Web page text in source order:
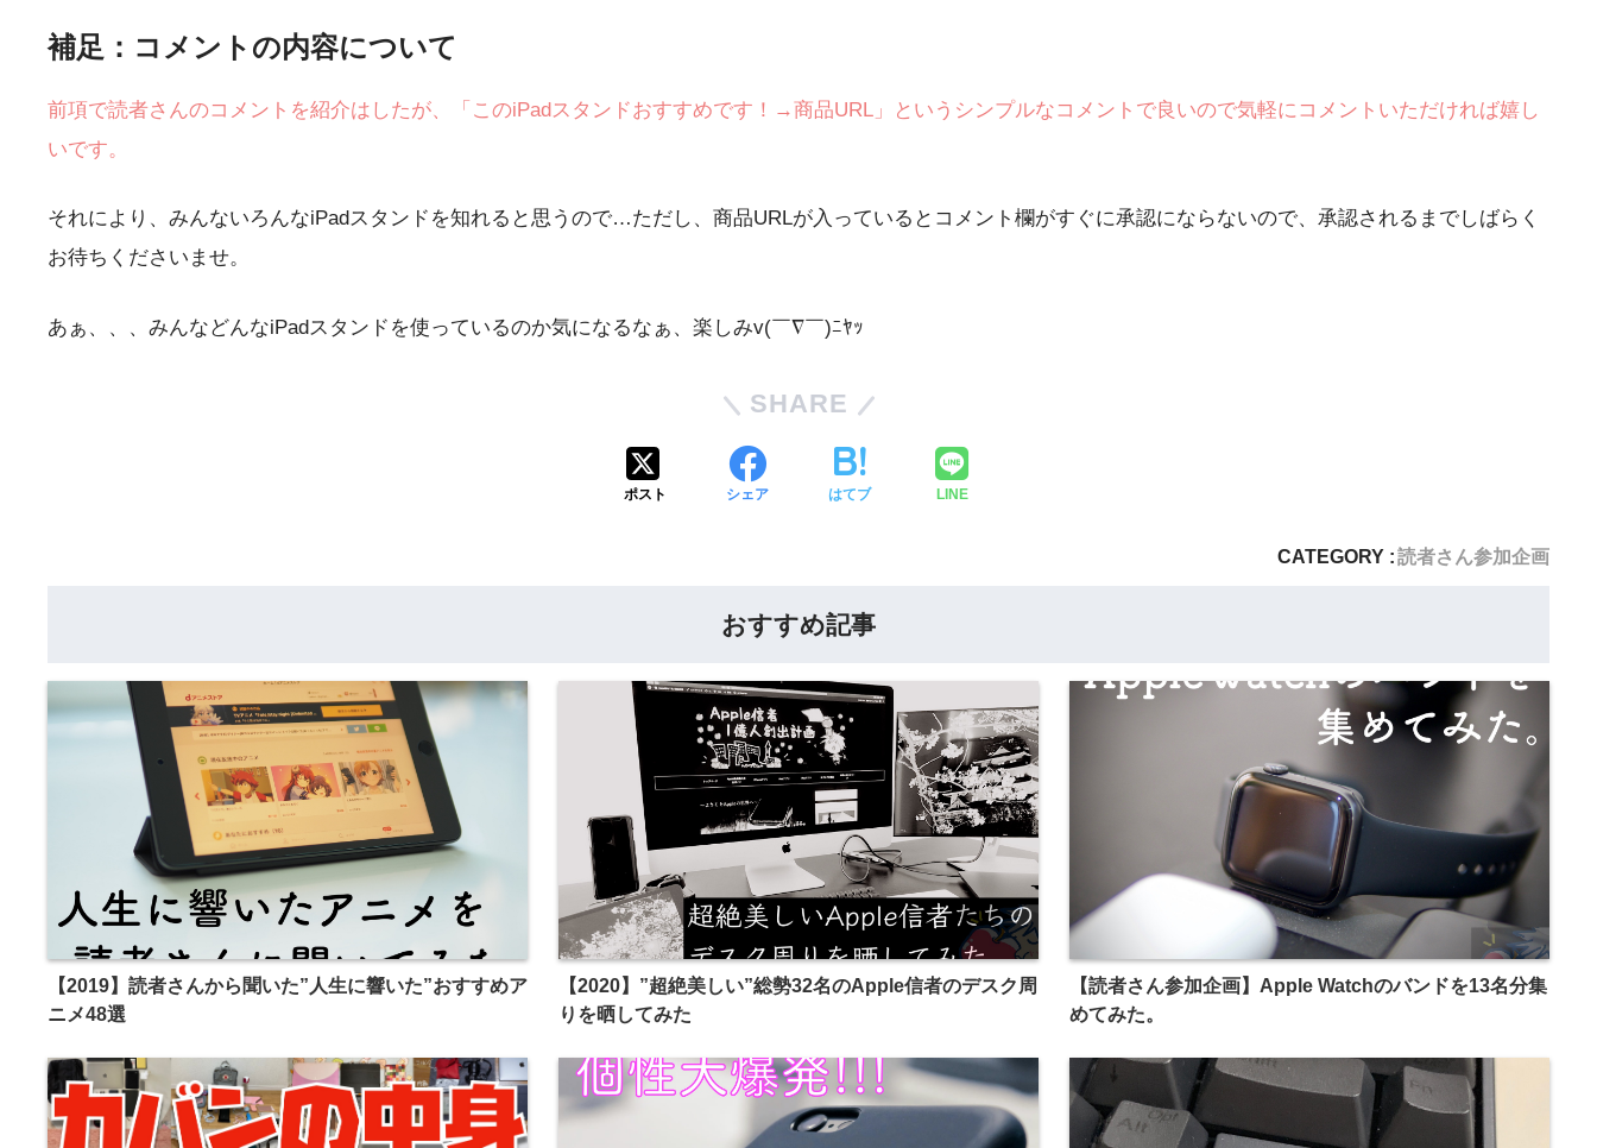
補足：コメントの内容について
前項で読者さんのコメントを紹介はしたが、「このiPadスタンドおすすめです！→商品URL」というシンプルなコメントで良いので気軽にコメントいただければ嬉し
いです。
それにより、みんないろんなiPadスタンドを知れると思うので…ただし、商品URLが入っているとコメント欄がすぐに承認にならないので、承認されるまでしばらく
お待ちくださいませ。
あぁ、、、みんなどんなiPadスタンドを使っているのか気になるなぁ、楽しみv(￣∇￣)ﾆﾔｯ
SHARE
ポスト シェア はてブ LINE
CATEGORY :読者さん参加企画
おすすめ記事
【2019】読者さんから聞いた”人生に響いた”おすすめア
ニメ48選
【2020】”超絶美しい”総勢32名のApple信者のデスク周
りを晒してみた
【読者さん参加企画】Apple Watchのバンドを13名分集
めてみた。